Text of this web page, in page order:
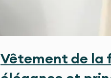
Vêtement de la